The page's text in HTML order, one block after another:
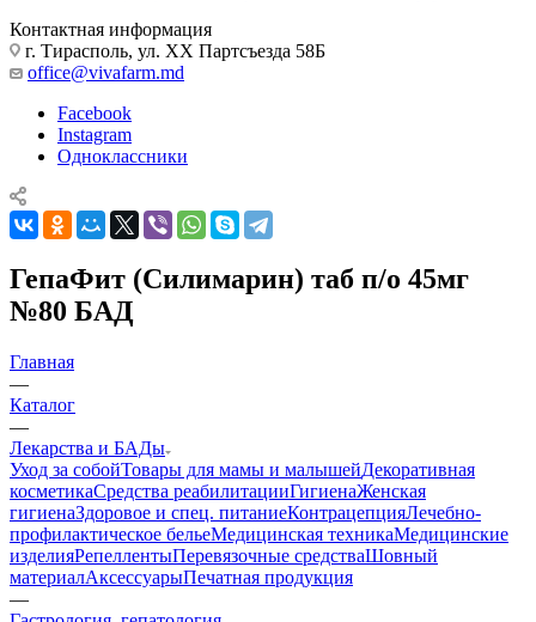
Контактная информация
г. Тирасполь, ул. ХХ Партсъезда 58Б
office@vivafarm.md
Facebook
Instagram
Одноклассники
ГепаФит (Силимарин) таб п/о 45мг
№80 БАД
Главная
—
Каталог
—
Лекарства и БАДы
Уход за собойТовары для мамы и малышейДекоративная
косметикаСредства реабилитацииГигиенаЖенская
гигиенаЗдоровое и спец. питаниеКонтрацепцияЛечебно-
профилактическое бельеМедицинская техникаМедицинские
изделияРепеллентыПеревязочные средстваШовный
материалАксессуарыПечатная продукция
—